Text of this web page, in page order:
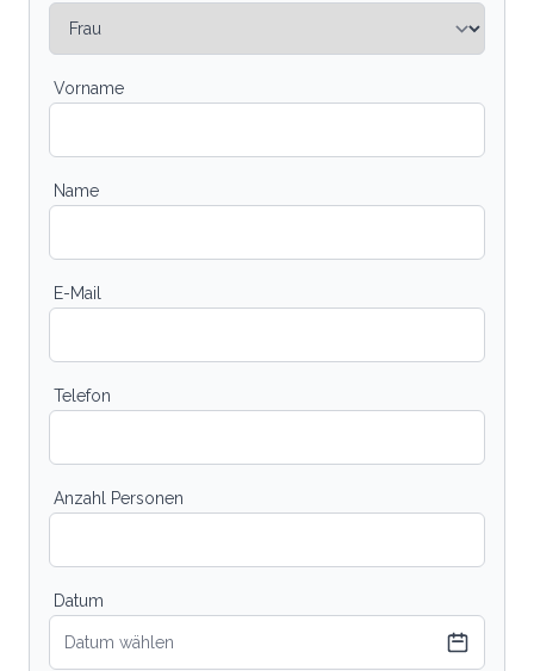
Vorname
Name
E-Mail
Telefon
Anzahl Personen
Datum
Datum wählen